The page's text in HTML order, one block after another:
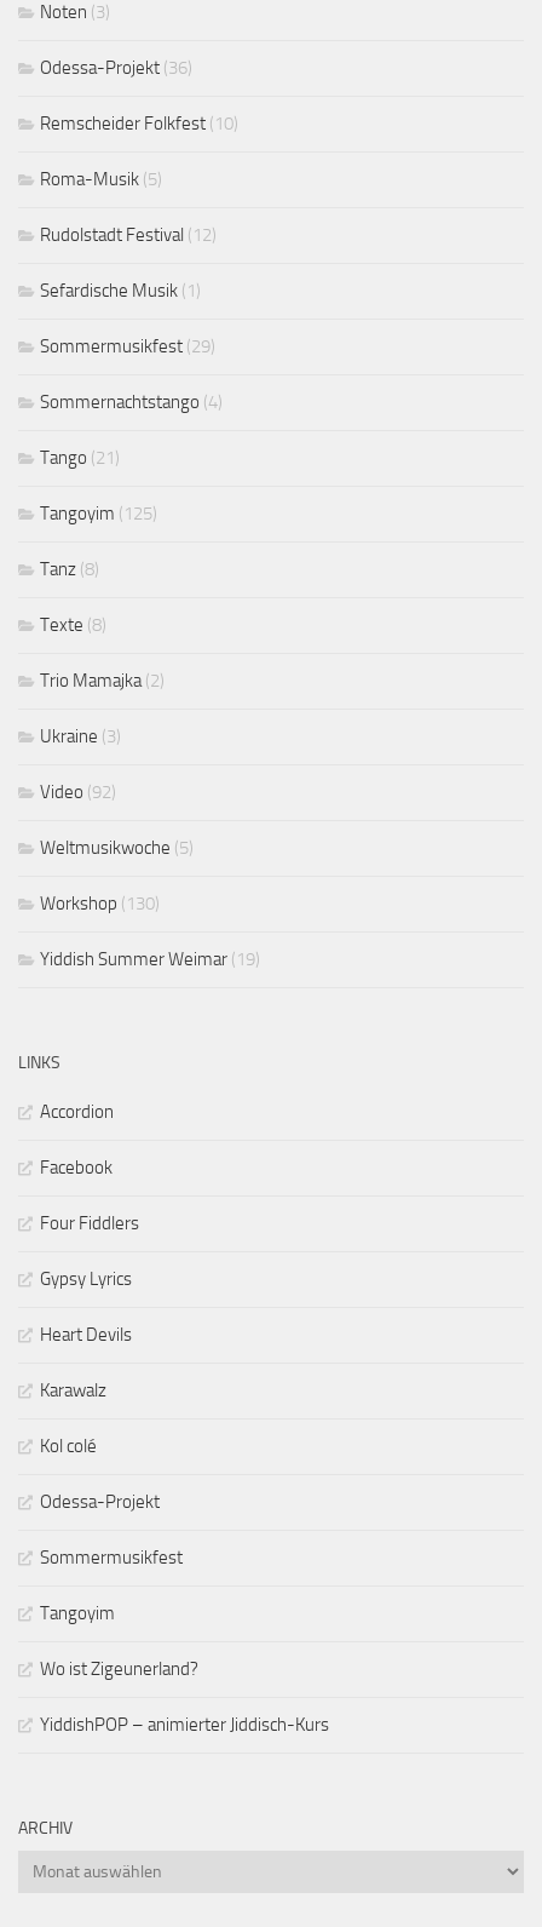
Noten (3)
Odessa-Projekt (36)
Remscheider Folkfest (10)
Roma-Musik (5)
Rudolstadt Festival (12)
Sefardische Musik (1)
Sommermusikfest (29)
Sommernachtstango (4)
Tango (21)
Tangoyim (125)
Tanz (8)
Texte (8)
Trio Mamajka(2)
Ukraine (3)
Video (92)
Weltmusikwoche (5)
Workshop (130)
Yiddish Summer Weimar (19)
LINKS
Accordion
Facebook
Four Fiddlers
Gypsy Lyrics
Heart Devils
Karawalz
Kol colé
Odessa-Projekt
Sommermusikfest
Tangoyim
Wo ist Zigeunerland?
YiddishPOP – animierter Jiddisch-Kurs
ARCHIV
Archiv